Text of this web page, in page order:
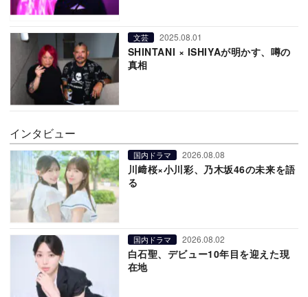
文芸 2025.08.01
SHINTANI × ISHIYAが明かす、噂の
真相
インタビュー
国内ドラマ 2026.08.08
川﨑桜×小川彩、乃木坂46の未来を語
る
国内ドラマ 2026.08.02
白石聖、デビュー10年目を迎えた現
在地